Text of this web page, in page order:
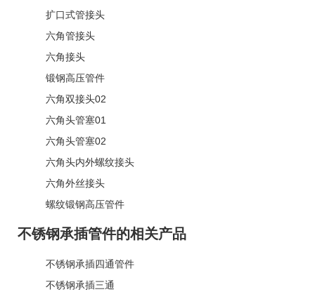
扩口式管接头
六角管接头
六角接头
锻钢高压管件
六角双接头02
六角头管塞01
六角头管塞02
六角头内外螺纹接头
六角外丝接头
螺纹锻钢高压管件
不锈钢承插管件的相关产品
不锈钢承插四通管件
不锈钢承插三通